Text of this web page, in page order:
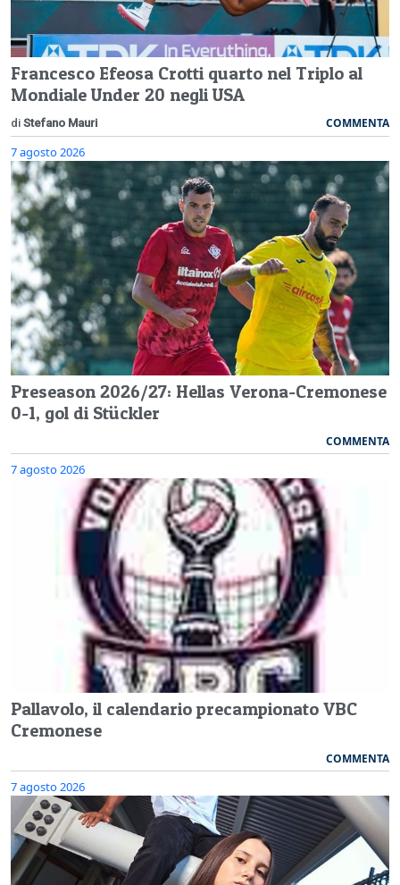
Francesco Efeosa Crotti quarto nel Triplo al
Mondiale Under 20 negli USA
di Stefano Mauri COMMENTA
7 agosto 2026
Preseason 2026/27: Hellas Verona-Cremonese
0-1, gol di Stückler
COMMENTA
7 agosto 2026
Pallavolo, il calendario precampionato VBC
Cremonese
COMMENTA
7 agosto 2026